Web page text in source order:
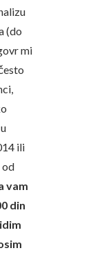
(do
mi
ili
od
vam
din